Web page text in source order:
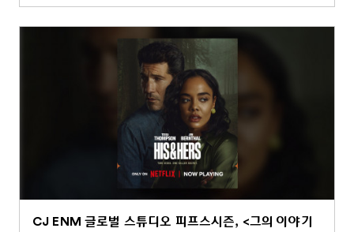
CJ ENM 글로벌 스튜디오 피프스시즌, <그의 이야기